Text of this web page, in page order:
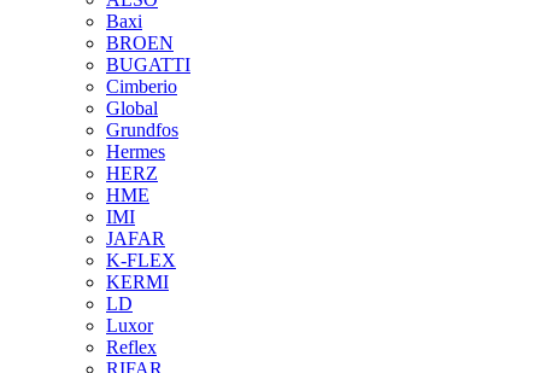
Baxi
BROEN
BUGATTI
Cimberio
Global
Grundfos
Hermes
HERZ
HME
IMI
JAFAR
K-FLEX
KERMI
LD
Luxor
Reflex
RIFAR